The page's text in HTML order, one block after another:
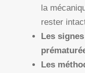
la
rester
Les
Les